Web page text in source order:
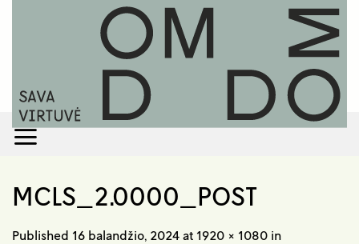
MCLS_2.0000_POST
Published 16 balandžio, 2024 at 1920 × 1080 in